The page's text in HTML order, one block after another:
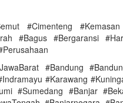
#Cimenteng
#Bagus #Bergaransi
#Bandung
#Karawang
#Sumedang #Banjar